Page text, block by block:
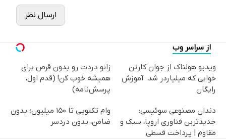
ارسال نظر
از سراسر وب
ویدیو هولناک از جوان کارتن
خوابی که میلیاردر شد. آموزش
رایگان
زانو دردت رو بدون قرص برای
همیشه خوب کن! (قدم اول،
پرسش‌نامه)
دندان مصنوعی سوئیسی:
جدیدترین فناوری اروپا، سبک و
مقاوم | پرداخت قسطی
وام تکنوپی تا ۱۵۰ میلیون؛ بدون
ضامن، بدون دردسر